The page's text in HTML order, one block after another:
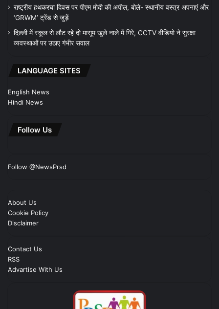
राष्ट्रीय हथकरघा दिवस पर पीएम मोदी की अपील, बोले- स्थानीय वस्त्र अपनाएं और
‘GRWM’ ट्रेंड से जुड़ें
दिल्ली में स्कूल से लौट रहे दो मासूम खुले नाले में गिरे, CCTV वीडियो ने सुरक्षा
व्यवस्थाओं पर उठाए गंभीर सवाल
LANGUAGE SITES
English News
Hindi News
Follow Us
Follow @NewsPrsd
About Us
Cookie Policy
Disclaimer
Contact Us
RSS
Advartise With Us